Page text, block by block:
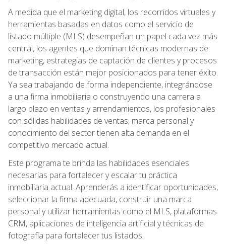
A medida que el marketing digital, los recorridos virtuales y
herramientas basadas en datos como el servicio de
listado múltiple (MLS) desempeñan un papel cada vez más
central, los agentes que dominan técnicas modernas de
marketing, estrategias de captación de clientes y procesos
de transacción están mejor posicionados para tener éxito.
Ya sea trabajando de forma independiente, integrándose
a una firma inmobiliaria o construyendo una carrera a
largo plazo en ventas y arrendamientos, los profesionales
con sólidas habilidades de ventas, marca personal y
conocimiento del sector tienen alta demanda en el
competitivo mercado actual.
Este programa te brinda las habilidades esenciales
necesarias para fortalecer y escalar tu práctica
inmobiliaria actual. Aprenderás a identificar oportunidades,
seleccionar la firma adecuada, construir una marca
personal y utilizar herramientas como el MLS, plataformas
CRM, aplicaciones de inteligencia artificial y técnicas de
fotografía para fortalecer tus listados.